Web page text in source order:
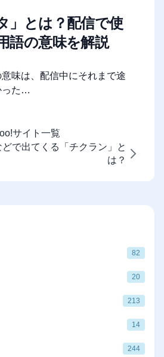
」とは？配信で使
語の意味を解説
意味は、配信中にそれまで途
った…
サイト一覧
で出てくる「チクラン」と
は？
82
20
213
14
244